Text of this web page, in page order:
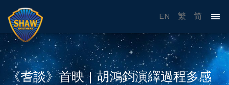
EN 繁 简
《耆談》首映 | 胡鴻鈞演繹過程多感